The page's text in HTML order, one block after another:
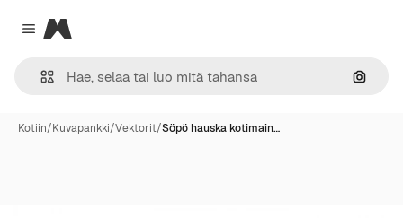
Close menu
Magnific
Hae
Kotiin/Kuvapankki/Vektorit/Söpö hauska kotimain…